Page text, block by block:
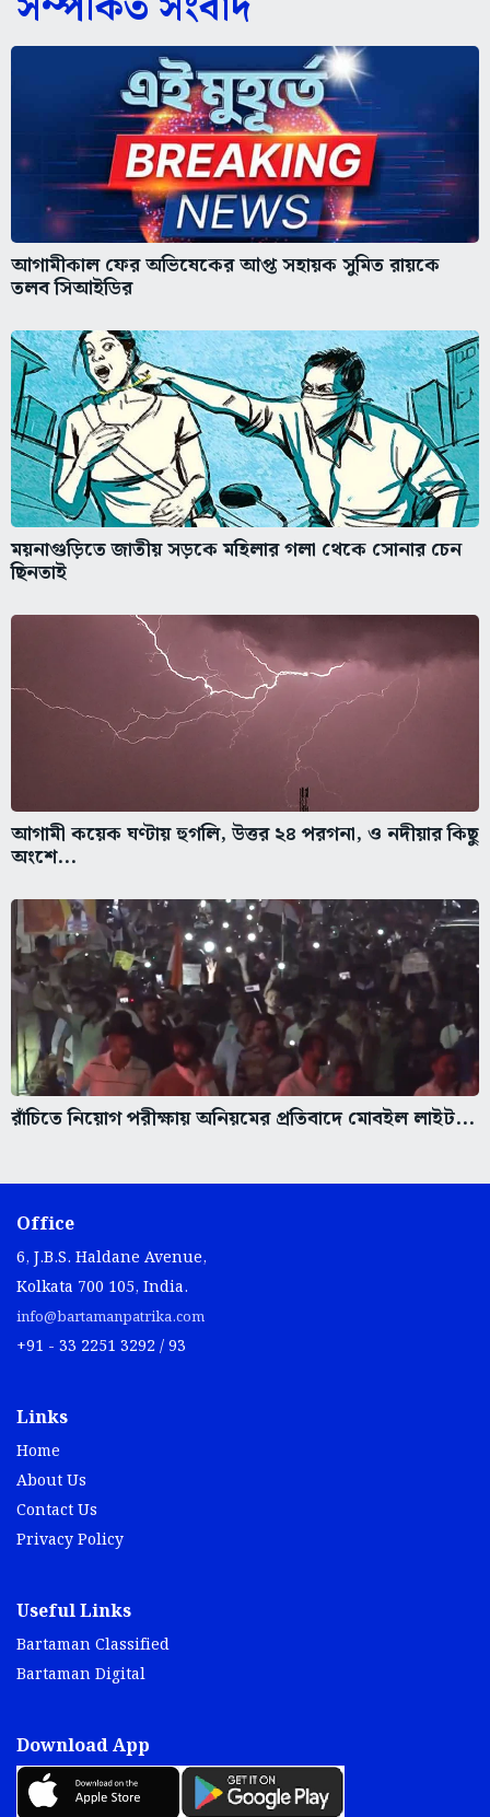
আগামীকাল ফের অভিষেকের আপ্ত সহায়ক সুমিত রায়কে
তলব সিআইডির
ময়নাগুড়িতে জাতীয় সড়কে মহিলার গলা থেকে সোনার চেন
ছিনতাই
আগামী কয়েক ঘণ্টায় হুগলি, উত্তর ২৪ পরগনা, ও নদীয়ার কিছু
অংশে...
রাঁচিতে নিয়োগ পরীক্ষায় অনিয়মের প্রতিবাদে মোবইল লাইট...
Office
6, J.B.S. Haldane Avenue,
Kolkata 700 105, India.
info@bartamanpatrika.com
+91 - 33 2251 3292 / 93
Links
Home
About Us
Contact Us
Privacy Policy
Useful Links
Bartaman Classified
Bartaman Digital
Download App